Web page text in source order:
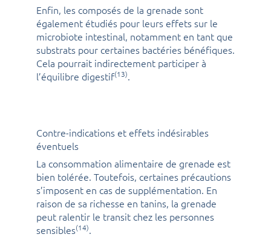
Enfin, les composés de la grenade sont
également étudiés pour leurs effets sur le
microbiote intestinal, notamment en tant que
substrats pour certaines bactéries bénéfiques.
Cela pourrait indirectement participer à
l’équilibre digestif(13).
Contre-indications et effets indésirables
éventuels
La consommation alimentaire de grenade est
bien tolérée. Toutefois, certaines précautions
s’imposent en cas de supplémentation. En
raison de sa richesse en tanins, la grenade
peut ralentir le transit chez les personnes
sensibles(14).